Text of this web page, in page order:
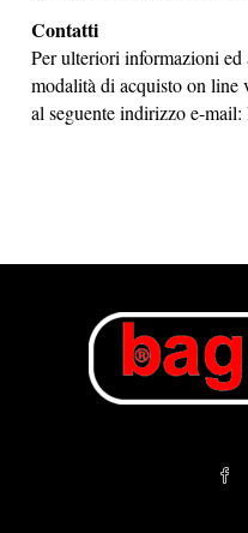
Contatti
Per ulteriori informazioni ed
modalità di acquisto on line
al seguente indirizzo e-